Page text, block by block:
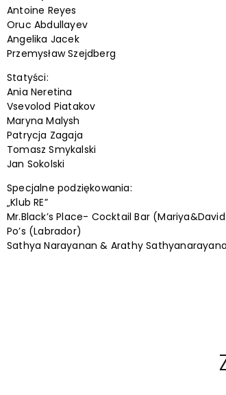
Antoine Reyes
Oruc Abdullayev
Angelika Jacek
Przemysław Szejdberg
Statyści:
Ania Neretina
Vsevolod Piatakov
Maryna Malysh
Patrycja Zagaja
Tomasz Smykalski
Jan Sokolski
Specjalne podziękowania:
„Klub RE”
Mr.Black’s Place- Cocktail Bar
Po’s (Labrador)
Sathya Narayanan & Arathy